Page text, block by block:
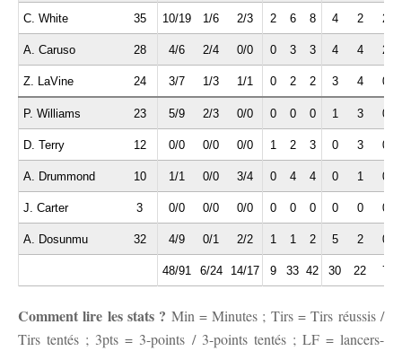
C. White 35 10/19 1/6 2/3 2 6 8 4 2 2
A. Caruso 28 4/6 2/4 0/0 0 3 3 4 4 2
Z. LaVine 24 3/7 1/3 1/1 0 2 2 3 4 0
P. Williams 23 5/9 2/3 0/0 0 0 0 1 3 0
D. Terry 12 0/0 0/0 0/0 1 2 3 0 3 0
A. Drummond 10 1/1 0/0 3/4 0 4 4 0 1 0
J. Carter 3 0/0 0/0 0/0 0 0 0 0 0 0
A. Dosunmu 32 4/9 0/1 2/2 1 1 2 5 2 0
48/91 6/24 14/17 9 33 42 30 22 7
Comment lire les stats ? Min = Minutes ; Tirs = Tirs réussis /
Tirs tentés ; 3pts = 3-points / 3-points tentés ; LF = lancers-